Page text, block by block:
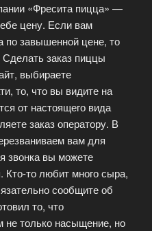
«Фресита пицца» —
цену. Если вам
по завышенной цене, то
заказ пиццы
выбираете
то, что вы видите на
от настоящего вида
заказ оператору. В
вам для
звонка вы можете
Кто-то любит много сыра,
сообщите об
то, что
не только насыщение, но